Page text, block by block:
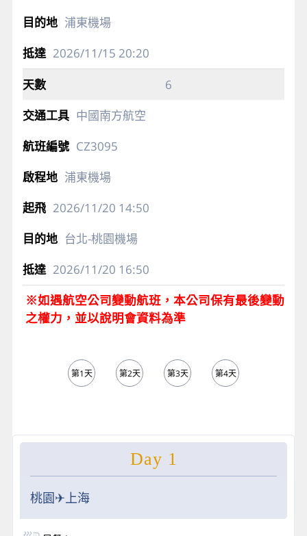
浦東機場
2026/11/15 20:20
6
中國南方航空
CZ3095
浦東機場
2026/11/20 14:50
台北-桃園機場
2026/11/20 16:50
※如遇航空公司變動航班，本公司保有最後變動
之權力，並以說明會資料為準
第1天 第2天 第3天 第4天
Day 1
桃園✈上海